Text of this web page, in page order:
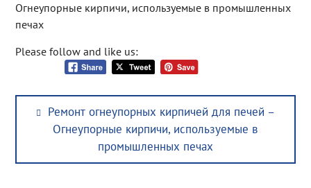
Огнеупорные кирпичи, используемые в промышленных
печах
Please follow and like us:
Post
navigation
Previous
post:
Ремонт огнеупорных кирпичей для печей –
Огнеупорные кирпичи, используемые в
промышленных печах